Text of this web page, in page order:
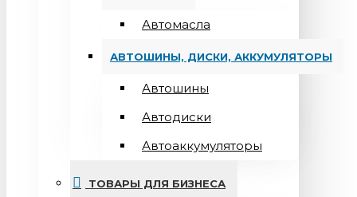
Автомасла
АВТОШИНЫ, ДИСКИ, АККУМУЛЯТОРЫ
Автошины
Автодиски
Автоаккумуляторы
ТОВАРЫ ДЛЯ БИЗНЕСА